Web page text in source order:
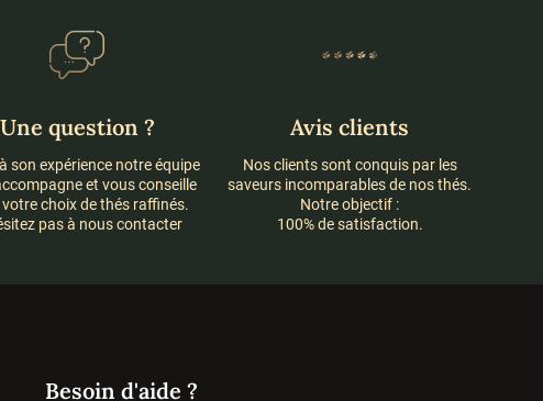
choisies
sur
la
du
page
produit
Une question ?
son expérience notre équipe
et vous conseille
choix de thés raffinés.
pas à nous contacter
Avis clients
Nos clients sont conquis par les
saveurs incomparables de nos thés.
Notre objectif :
100% de satisfaction.
Besoin d'aide ?